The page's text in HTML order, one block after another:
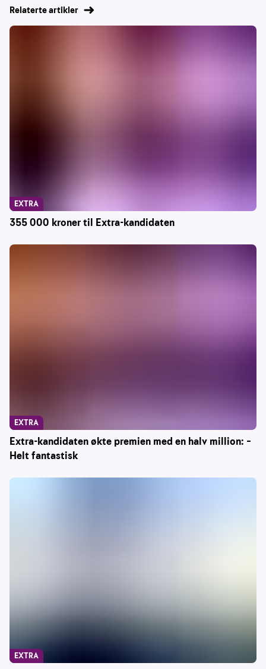
Relaterte artikler
355 000 kroner til Extra-kandidaten
EXTRA
Extra-kandidaten økte premien med en halv million: –
Helt fantastisk
EXTRA
EXTRA